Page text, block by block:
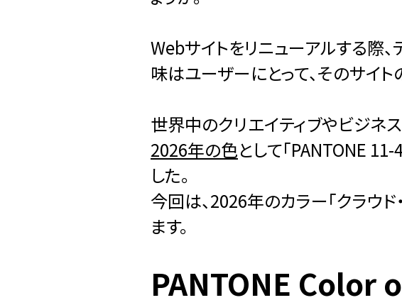
Webサイトをリニューアルする際
味はユーザーにとって、そのサイト
世界中のクリエイティブやビジネ
2026年の色として「PANTONE
した。
今回は、2026年のカラー「クラウ
ます。
PANTONE Color